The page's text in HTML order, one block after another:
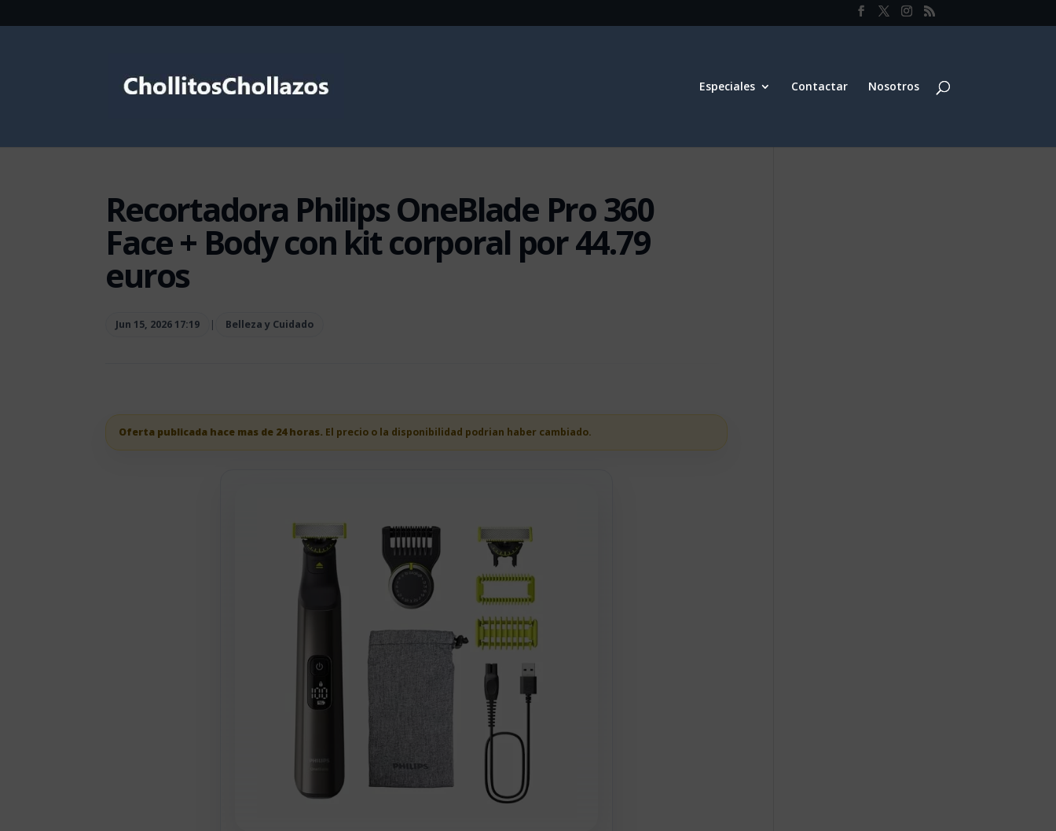
Especiales Contactar Nosotros
Recortadora Philips OneBlade Pro 360
Face + Body con kit corporal por 44.79
euros
Jun 15, 2026 17:19 | Belleza y Cuidado
Oferta publicada hace mas de 24 horas. El precio o la disponibilidad podrian haber cambiado.